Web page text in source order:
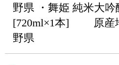
野県 ・舞姫 純米大
[720ml×1本] 原産
野県